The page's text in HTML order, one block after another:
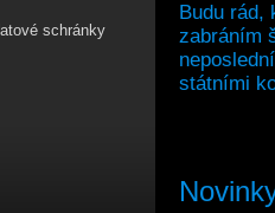
Budu rád,
zabráním
státními
schránky